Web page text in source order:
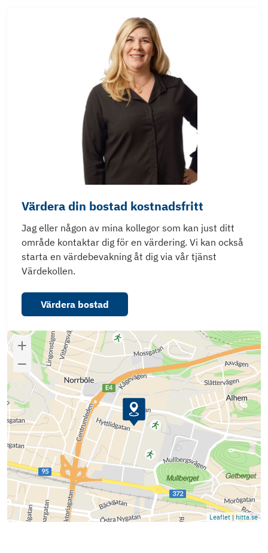
Värdera din bostad kostnadsfritt
Jag eller någon av mina kollegor som kan just ditt
område kontaktar dig för en värdering. Vi kan också
starta en värdebevakning åt dig via vår tjänst
Värdekollen.
Värdera bostad
Leaflet | hitta.se